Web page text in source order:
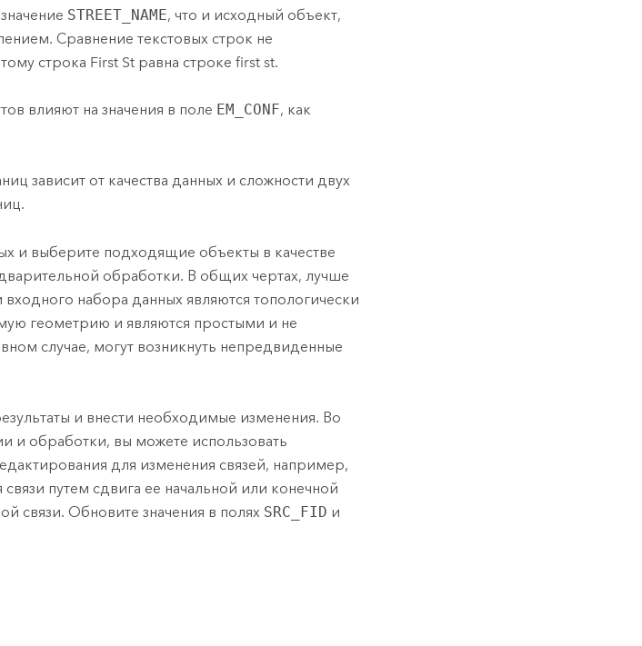
STREET_NAME, что и исходный объект,
Сравнение текстовых строк не
строка First St равна строке first st.
влияют на значения в поле EM_CONF, как
зависит от качества данных и сложности двух
и выберите подходящие объекты в качестве
обработки. В общих чертах, лучше
набора данных являются топологически
геометрию и являются простыми и не
случае, могут возникнуть непредвиденные
и внести необходимые изменения. Во
и обработки, вы можете использовать
для изменения связей, например,
путем сдвига ее начальной или конечной
связи. Обновите значения в полях SRC_FID и